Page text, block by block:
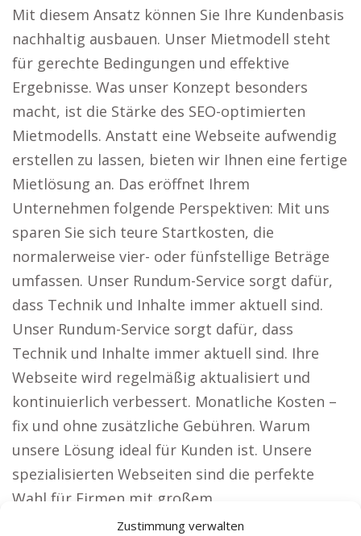
Zustimmung verwalten
Mit diesem Ansatz können Sie Ihre Kundenbasis
nachhaltig ausbauen. Unser Mietmodell steht
für gerechte Bedingungen und effektive
Ergebnisse. Was unser Konzept besonders
macht, ist die Stärke des SEO-optimierten
Mietmodells. Anstatt eine Webseite aufwendig
erstellen zu lassen, bieten wir Ihnen eine fertige
Mietlösung an. Das eröffnet Ihrem
Unternehmen folgende Perspektiven: Mit uns
sparen Sie sich teure Startkosten, die
normalerweise vier- oder fünfstellige Beträge
umfassen. Unser Rundum-Service sorgt dafür,
dass Technik und Inhalte immer aktuell sind.
Unser Rundum-Service sorgt dafür, dass
Technik und Inhalte immer aktuell sind. Ihre
Webseite wird regelmäßig aktualisiert und
kontinuierlich verbessert. Monatliche Kosten –
fix und ohne zusätzliche Gebühren. Warum
unsere Lösung ideal für Kunden ist. Unsere
spezialisierten Webseiten sind die perfekte
Wahl für Firmen mit großem
Reichweitenbedarf, darunter: Anwälte: Lassen